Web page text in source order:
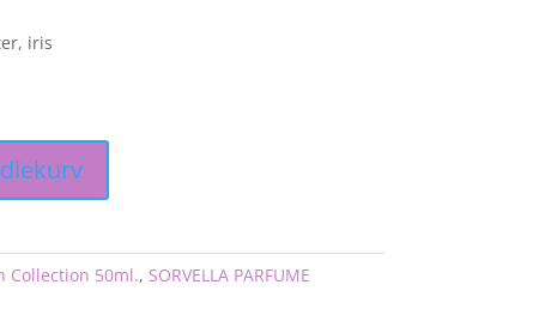
iris
Collection 50ml., SORVELLA PARFUME